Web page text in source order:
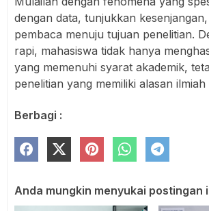
dengan data, tunjukkan
pembaca menuju tujuan penelitian.
rapi, mahasiswa tidak hanya
yang memenuhi syarat akademik,
penelitian yang memiliki alasan ilmiah
Berbagi :
Anda mungkin menyukai postingan